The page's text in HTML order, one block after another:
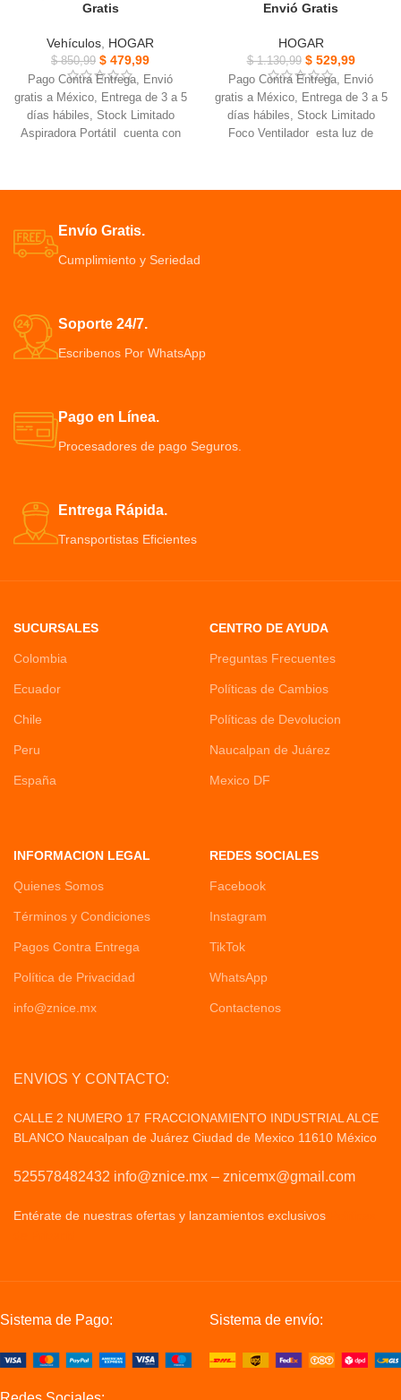
Gratis
Vehículos, HOGAR
$850,99 $ 479,99
Pago Contra Entrega, Envió
gratis a México, Entrega de 3 a 5
días hábiles, Stock Limitado
Aspiradora Portátil cuenta con
Multifuncional portátil
en el coche para uso doméstico
Pequeño y portátil, diseño ligero,
aspecto exquisito, agarre
Envió Gratis
HOGAR
$1.130,99 $529,99
Pago Contra Entrega, Envió
gratis a México, Entrega de 3 a 5
días hábiles, Stock Limitado
Foco Ventilador esta luz de
Tiene un rendimiento práctico, 3
Envío Gratis.
Cumplimiento y Seriedad
Soporte 24/7.
Escribenos Por WhatsApp
Pago en Línea.
Procesadores de pago Seguros.
Entrega Rápida.
Transportistas Eficientes
SUCURSALES
Colombia
Ecuador
Chile
Peru
España
CENTRO DE AYUDA
Preguntas Frecuentes
Políticas de Cambios
Políticas de Devolucion
Naucalpan de Juárez
Mexico DF
INFORMACION LEGAL
Quienes Somos
Términos y Condiciones
Pagos Contra Entrega
Política de Privacidad
info@znice.mx
REDES SOCIALES
Facebook
Instagram
TikTok
WhatsApp
Contactenos
ENVIOS Y CONTACTO:
CALLE 2 NUMERO 17 FRACCIONAMIENTO INDUSTRIAL ALCE
BLANCO Naucalpan de Juárez Ciudad de Mexico 11610 México
525578482432 info@znice.mx – znicemx@gmail.com
Entérate de nuestras ofertas y lanzamientos exclusivos
Sistema de Pago: Sistema de envío: